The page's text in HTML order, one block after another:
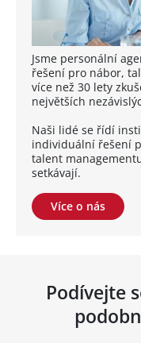
Jsme personální
řešení pro nábor,
více než 30 lety
největších
Naši lidé se řídí
individuální řešení
talent
setkávají.
Více o nás
Podívejte